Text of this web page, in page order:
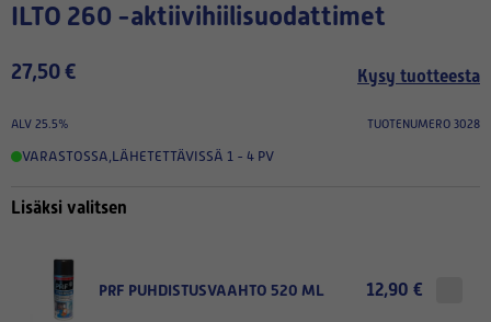
ILTO 260 -aktiivihiilisuodattimet
27,50 € Kysy tuotteesta
ALV 25.5% TUOTENUMERO 3028
VARASTOSSA,LÄHETETTÄVISSÄ 1 - 4 PV
Lisäksi valitsen
PRF PUHDISTUSVAAHTO 520 ML 12,90 €